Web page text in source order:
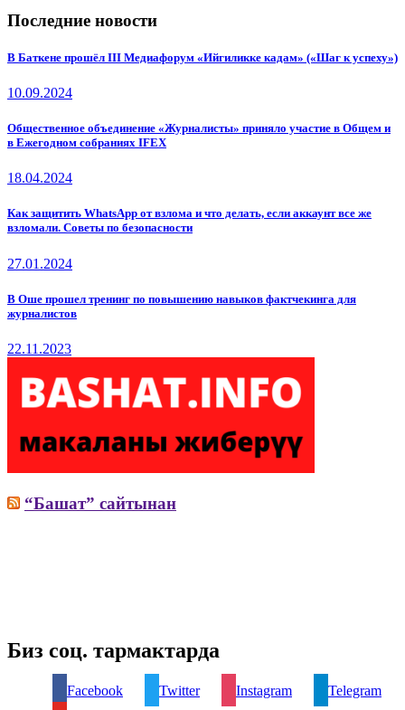
Последние новости
В Баткене прошёл III Медиафорум «Ийгиликке кадам» («Шаг к успеху»)
10.09.2024
Общественное объединение «Журналисты» приняло участие в Общем и
в Ежегодном собраниях IFEX
18.04.2024
Как защитить WhatsApp от взлома и что делать, если аккаунт все же
взломали. Советы по безопасности
27.01.2024
В Оше прошел тренинг по повышению навыков фактчекинга для
журналистов
22.11.2023
“Башат” сайтынан
Биз соц. тармактарда
Facebook Twitter Instagram
Telegram